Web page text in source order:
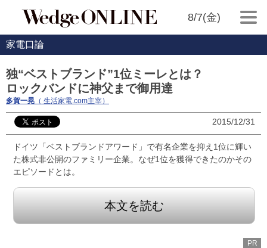
8/7(金)
家電口論
独“ベストブランド”1位ミーレとは？
ロックバンドに神父まで御用達
多賀一晃 （ 生活家電.com主宰）
2015/12/31
ドイツ「ベストブランドアワード」で有名企業を抑え1位に輝い
た株式非公開のファミリー企業。なぜ1位を獲得できたのかその
エピソードとは。
本文を読む
PR